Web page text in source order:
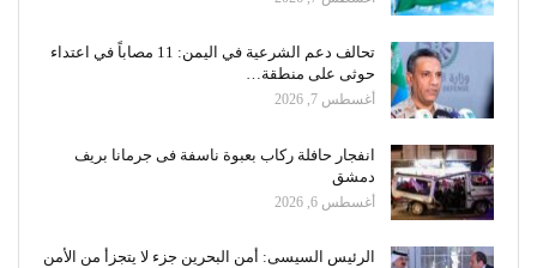
تحالف دعم الشرعية في اليمن: 11 مصاباً في اعتداء
حوثى على منطقة…
أغسطس 7, 2026
انفجار حافلة ركاب بعبوة ناسفة فى جرمانا بريف
دمشق
أغسطس 6, 2026
الرئيس السيسى: أمن البحرين جزء لا يتجزأ من الأمن